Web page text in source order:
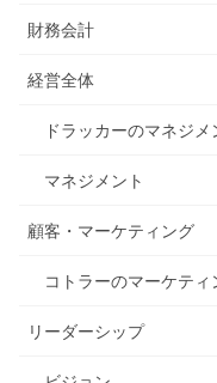
財務会計
経営全体
ドラッカーのマネジメ
マネジメント
顧客・マーケティング
コトラーのマーケティ
リーダーシップ